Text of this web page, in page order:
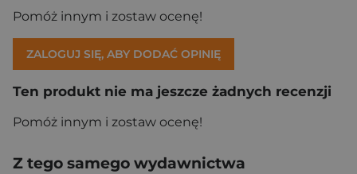
Pomóż innym i zostaw ocenę!
ZALOGUJ SIĘ, ABY DODAĆ OPINIĘ
Ten produkt nie ma jeszcze żadnych recenzji
Pomóż innym i zostaw ocenę!
Z tego samego wydawnictwa